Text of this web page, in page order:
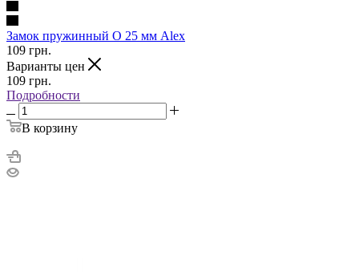
Замок пружинный O 25 мм Alex
109 грн.
Варианты цен
109 грн.
Подробности
В корзину